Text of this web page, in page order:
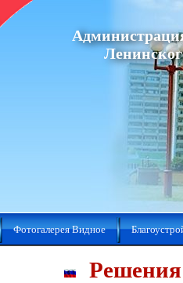
Фотогалерея Видное
Решения